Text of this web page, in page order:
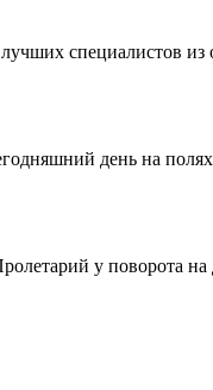
специалистов из
день на
у поворота